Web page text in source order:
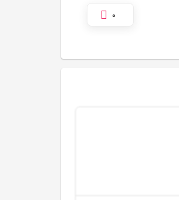
0